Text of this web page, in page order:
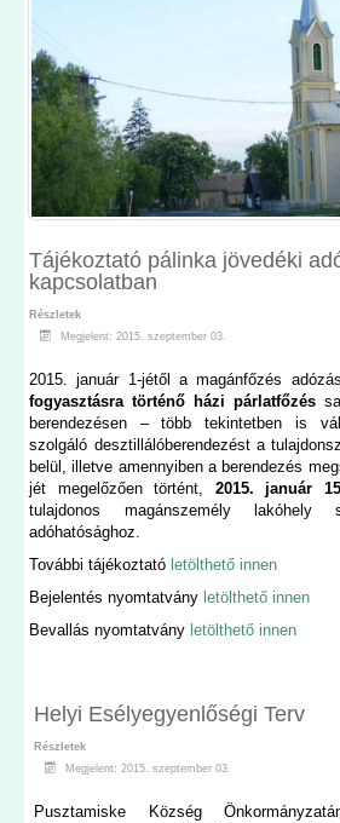
Tájékoztató pálinka jövedéki
kapcsolatban
Részletek
Megjelent: 2015. szeptember 03.
2015. január 1-jétől a magánfőzés
fogyasztásra történő házi párlatfőzés
berendezésen – több tekintetben is
szolgáló desztillálóberendezést a
belül, illetve amennyiben a berendezés
jét megelőzően történt, 2015. január
tulajdonos magánszemély lakóhely
adóhatósághoz.
További tájékoztató letölthető innen
Bejelentés nyomtatvány letölthető innen
Bevallás nyomtatvány letölthető innen
Helyi Esélyegyenlőségi Terv
Részletek
Megjelent: 2015. szeptember 03.
Pusztamiske Község